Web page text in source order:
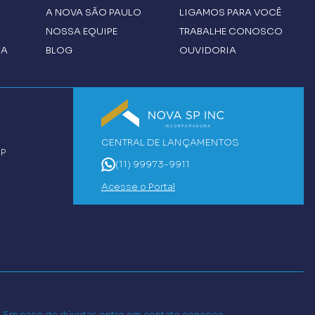
A NOVA SÃO PAULO
NOSSA EQUIPE
BLOG
LIGAMOS PARA VOCÊ
TRABALHE CONOSCO
OUVIDORIA
CENTRAL DE LANÇAMENTOS
(11) 99973-9911
Acesse o Portal